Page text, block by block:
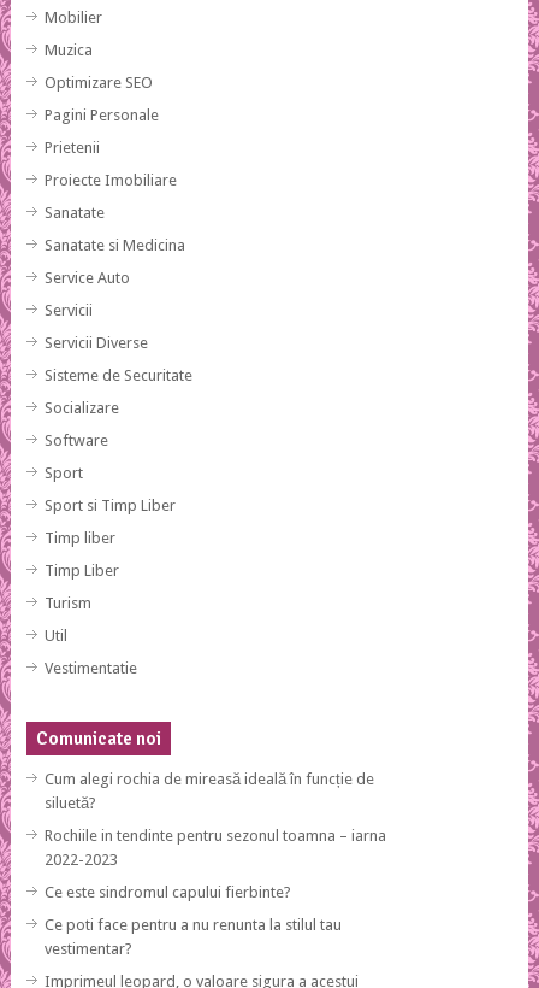
Mobilier
Muzica
Optimizare SEO
Pagini Personale
Prietenii
Proiecte Imobiliare
Sanatate
Sanatate si Medicina
Service Auto
Servicii
Servicii Diverse
Sisteme de Securitate
Socializare
Software
Sport
Sport si Timp Liber
Timp liber
Timp Liber
Turism
Util
Vestimentatie
Comunicate noi
Cum alegi rochia de mireasă ideală în funcție de
siluetă?
Rochiile in tendinte pentru sezonul toamna – iarna
2022-2023
Ce este sindromul capului fierbinte?
Ce poti face pentru a nu renunta la stilul tau
vestimentar?
Imprimeul leopard, o valoare sigura a acestui